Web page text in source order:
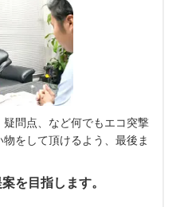
問点、など何でもエコ突撃
をして頂けるよう、最後ま
を目指します。